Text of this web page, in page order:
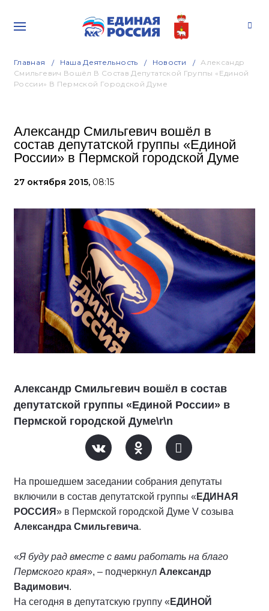
Главная Наша Деятельность Новости
Александр
Смильгевич Вошёл В Состав Депутатской Группы «Единой
России» В Пермской Городской Думе
Александр Смильгевич вошёл в
состав депутатской группы «Единой
России» в Пермской городской Думе
27 октября 2015, 08:15
Александр Смильгевич вошёл в состав
депутатской группы «Единой России» в
Пермской городской Думе\r\n
На прошедшем заседании собрания депутаты
включили в состав депутатской группы « ЕДИНАЯ
РОССИЯ» в Пермской городской Думе V созыва
Александра Смильгевича.
«Я буду рад вместе с вами работать на благо
Пермского края», – подчеркнул Александр
Вадимович.
На сегодня в депутатскую группу « ЕДИНОЙ